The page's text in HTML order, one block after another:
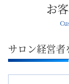
お
サロン経営